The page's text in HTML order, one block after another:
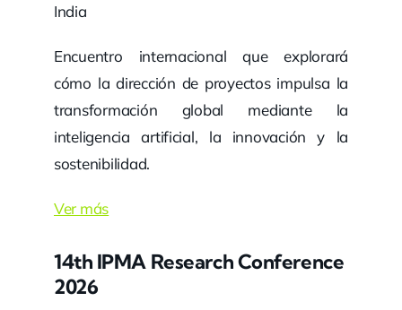
India
Encuentro internacional que explorará
cómo la dirección de proyectos impulsa la
transformación global mediante la
inteligencia artificial, la innovación y la
sostenibilidad.
Ver más
14th IPMA Research Conference
2026